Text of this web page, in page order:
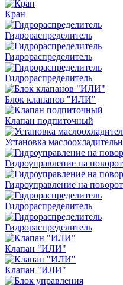
Кран
Гидрораспределитель
Гидрораспределитель
Гидрораспределитель
Блок клапанов "ИЛИ"
Клапан подпиточный
Установка
Гидроуправление на
Гидроуправление на
Гидрораспределитель
Гидрораспределитель
Клапан "ИЛИ"
Клапан "ИЛИ"